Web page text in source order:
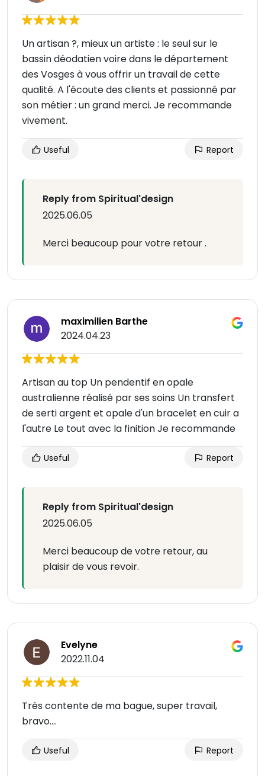
Un artisan ?, mieux un artiste : le seul sur le
bassin déodatien voire dans le département
des Vosges à vous offrir un travail de cette
qualité. A l'écoute des clients et passionné par
son métier : un grand merci. Je recommande
vivement.
Useful Report
Reply from Spiritual'design
2025.06.05
Merci beaucoup pour votre retour .
maximilien Barthe
2024.04.23
Artisan au top Un pendentif en opale
australienne réalisé par ses soins Un transfert
de serti argent et opale d'un bracelet en cuir a
l'autre Le tout avec la finition Je recommande
Useful Report
Reply from Spiritual'design
2025.06.05
Merci beaucoup de votre retour, au
plaisir de vous revoir.
Evelyne
2022.11.04
Très contente de ma bague, super travail,
bravo....
Useful Report